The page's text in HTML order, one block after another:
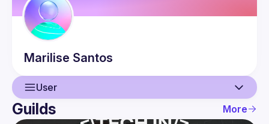
Marilise Santos
User
User
Guilds More